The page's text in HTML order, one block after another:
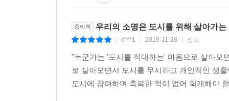
종이책 우리의 소명은 도시를 위해 살아가
c***1 2019-11-28 신고
"누군가는 '도시를 적대하는' 마음으로 살아오
로 살아오면서 도시를 무시하고 개인적인 생
도시에 참여하며 축복한 적이 없어 회개해야